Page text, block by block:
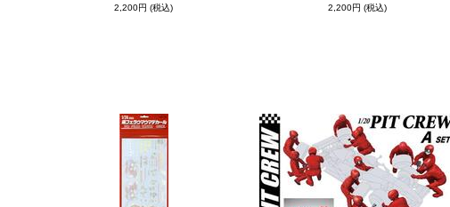
2,200円 (税込)
2,200円 (税込)